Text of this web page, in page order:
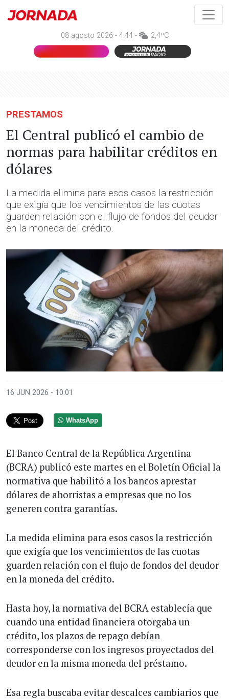
08 agosto 2026 - 4:44 - 2,4ºC
PRESTAMOS
El Central publicó el cambio de
normas para habilitar créditos en
dólares
La medida elimina para esos casos la restricción
que exigía que los vencimientos de las cuotas
guarden relación con el flujo de fondos del deudor
en la moneda del crédito.
16 JUN 2026 - 10:01
WhatsApp
El Banco Central de la República Argentina
(BCRA) publicó este martes en el Boletín Oficial la
normativa que habilitó a los bancos aprestar
dólares de ahorristas a empresas que no los
generen contra garantías.
La medida elimina para esos casos la restricción
que exigía que los vencimientos de las cuotas
guarden relación con el flujo de fondos del deudor
en la moneda del crédito.
Hasta hoy, la normativa del BCRA establecía que
cuando una entidad financiera otorgaba un
crédito, los plazos de repago debían
corresponderse con los ingresos proyectados del
deudor en la misma moneda del préstamo.
Esa regla buscaba evitar descalces cambiarios que